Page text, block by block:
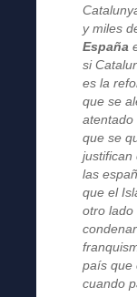
y miles
España
si
es la
que se
que se
justifican
las
que el
otro lado
país que
cuando